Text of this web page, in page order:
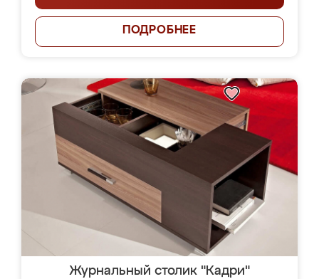
ПОДРОБНЕЕ
Журнальный столик "Кадри"